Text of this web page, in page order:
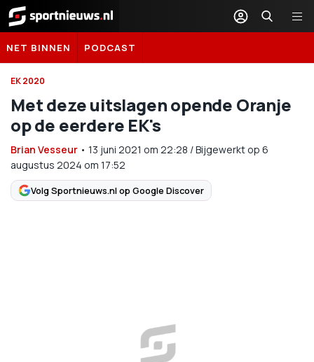
Sportnieuws.nl
NET BINNEN PODCAST
EK 2020
Met deze uitslagen opende Oranje
op de eerdere EK's
Brian Vesseur • 13 juni 2021 om 22:28 /Bijgewerkt op 6
augustus 2024 om 17:52
Volg Sportnieuws.nl op Google Discover